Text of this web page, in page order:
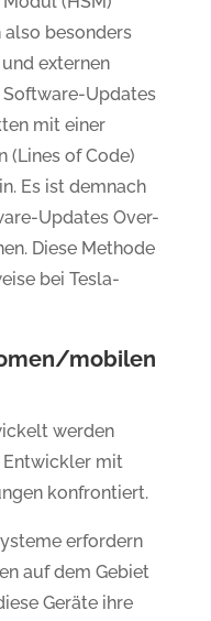
besonders
externen
Updates
mit einer
(Lines of Code)
Es ist demnach
Updates Over-
Diese Methode
bei Tesla-
mobilen
werden
Entwickler mit
konfrontiert.
erfordern
auf dem Gebiet
Geräte ihre